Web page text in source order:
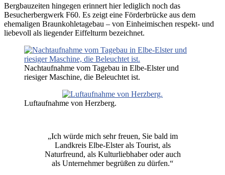
Bergbauzeiten hingegen erinnert hier lediglich noch das
Besucherbergwerk F60. Es zeigt eine Förderbrücke aus dem
ehemaligen Braunkohletagebau – von Einheimischen respekt- und
liebevoll als liegender Eiffelturm bezeichnet.
Nachtaufnahme vom Tagebau in Elbe-Elster und
riesiger Maschine, die Beleuchtet ist.
Luftaufnahme von Herzberg.
„Ich würde mich sehr freuen, Sie bald im
Landkreis Elbe-Elster als Tourist, als
Naturfreund, als Kulturliebhaber oder auch
als Unternehmer begrüßen zu dürfen.“